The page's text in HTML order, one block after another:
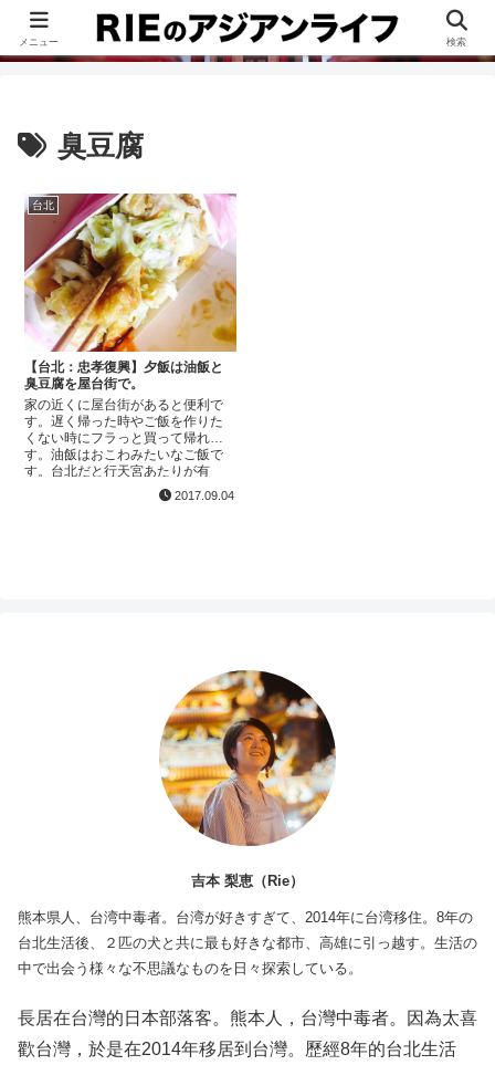
このブログは、台湾が好きすぎて移住したRieがグルメ、観光、生活・ビジネ
ス情報、アジア旅経験などをまとめた台湾ブログです。
臭豆腐
台北
【台北：忠孝復興】夕飯は油飯と
臭豆腐を屋台街で。
家の近くに屋台街があると便利で
す。遅く帰った時やご飯を作りた
くない時にフラっと買って帰れま
す。油飯はおこわみたいなご飯で
す。台北だと行天宮あたりが有
名。臭豆腐大好き。&lt;a
href="//ck.jp.ap.valuecomme...
2017.09.04
吉本 梨恵（Rie）
熊本県人、台湾中毒者。台湾が好きすぎて、2014年に台湾移住。8年の
台北生活後、２匹の犬と共に最も好きな都市、高雄に引っ越す。生活の
中で出会う様々な不思議なものを日々探索している。
長居在台灣的日本部落客。熊本人，台灣中毒者。因為太喜
歡台灣，於是在2014年移居到台灣。歷經8年的台北生活
メニュー 検索